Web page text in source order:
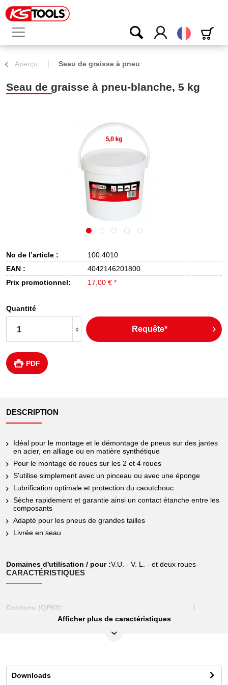
Français
Aperçu Seau de graisse à pneu
Seau de graisse à pneu-blanche, 5 kg
No de l’article :
100.4010
EAN :
4042146201800
Prix promotionnel:
17,00 € *
Quantité
Requête*
PDF
DESCRIPTION
Idéal pour le montage et le démontage de pneus sur des jantes
en acier, en alliage ou en matière synthétique
Pour le montage de roues sur les 2 et 4 roues
S'utilise simplement avec un pinceau ou avec une éponge
Lubrification optimale et protection du caoutchouc
Sèche rapidement et garantie ainsi un contact étanche entre les
composants
Adapté pour les pneus de grandes tailles
Livrée en seau
Domaines d'utilisation / pour :V.U. - V. L. - et deux roues
CARACTÉRISTIQUES
Contenu (QPKI): 1
Longueur de l’emballage en mm:
Afficher plus de caractéristiques
Downloads